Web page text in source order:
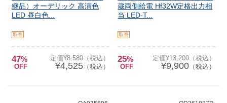
継品）オーデリック 高演色
LED 昼白色...
取寄
47%
OFF
定価¥8,580（税込）
¥4,525（税込）
蔵両側給電 Hf32W定格出力相
当 LED-T...
取寄
25%
OFF
定価¥13,200（税込）
¥9,900（税込）